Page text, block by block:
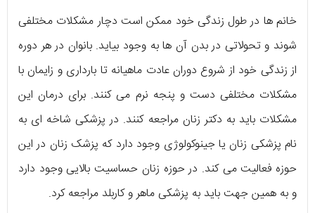
خانم ها در طول زندگی خود ممکن است دچار مشکلات مختلفی
شوند و تحولاتی در بدن آن ها به وجود بیاید. بانوان در هر دوره
از زندگی خود از شروع دوران عادت ماهیانه تا بارداری و زایمان با
مشکلات مختلفی دست و پنجه نرم می کنند. برای درمان این
مشکلات باید به دکتر زنان مراجعه کنند. در پزشکی شاخه ای به
نام پزشکی زنان یا جینوکولوژی وجود دارد که پزشک زنان در این
حوزه فعالیت می کند. در حوزه زنان حساسیت بالایی وجود دارد
و به همین جهت باید به پزشکی ماهر و کاربلد مراجعه کرد.